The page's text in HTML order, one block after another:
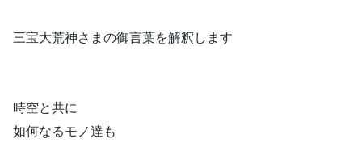
三宝大荒神さまの御言葉を解釈します
時空と共に
如何なるモノ達も